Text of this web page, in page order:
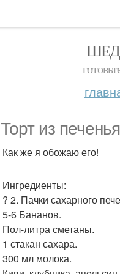
Торт из
Как же я обожаю его!
Ингредиенты:
? 2. Пачки сахарного
5-6 Бананов.
Пол-литра сметаны.
1 стакан сахара.
300 мл молока.